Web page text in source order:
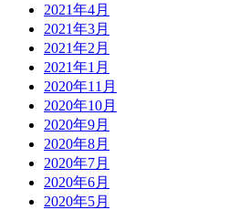
2021年4月
2021年3月
2021年2月
2021年1月
2020年11月
2020年10月
2020年9月
2020年8月
2020年7月
2020年6月
2020年5月